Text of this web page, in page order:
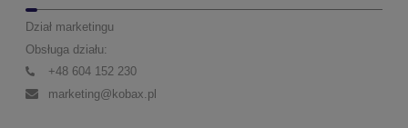
Dział marketingu
Obsługa działu:
+48 604 152 230
marketing@kobax.pl